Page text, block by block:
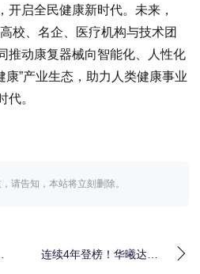
开启全民健康新时代。未来，
校、名企、医疗机构与技术团
推动康复器械向智能化、人性化
康”产业生态，助力人类健康事业
代。
请告知，本站将立刻删除。
连续4年登榜！华曦达荣